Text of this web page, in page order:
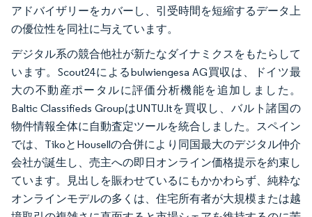
アドバイザリーをカバーし、引受時間を短縮するデータ上
の優位性を同社に与えています。
デジタル系の競合他社が新たなダイナミクスをもたらして
います。Scout24によるbulwiengesa AG買収は、ドイツ最
大の不動産ポータルに評価分析機能を追加しました。
Baltic Classifieds GroupはUNTU.ltを買収し、バルト諸国の
物件情報全体に自動査定ツールを統合しました。スペイン
では、TikoとHousellの合併により同国最大のデジタル仲介
会社が誕生し、売主への即日オンライン価格提示を約束し
ています。見出しを賑わせているにもかかわらず、純粋な
オンラインモデルの多くは、住宅所有者が大規模または越